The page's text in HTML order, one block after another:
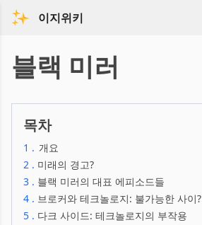
이지위키
블랙 미러
목차
1 . 개요
2 . 미래의 경고?
3 . 블랙 미러의 대표 에피소드들
4 . 브로커와 테크놀로지: 불가능한 사이?
5 . 다크 사이드: 테크놀로지의 부작용